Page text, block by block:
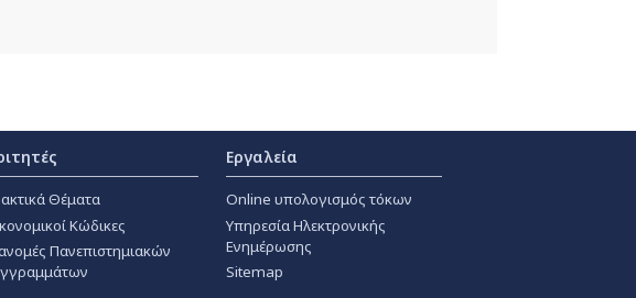
Θέματα
Κώδικες
Πανεπιστημιακών
Εργαλεία
Online υπολογισμός τόκων
Υπηρεσία Ηλεκτρονικής
Ενημέρωσης
Sitemap